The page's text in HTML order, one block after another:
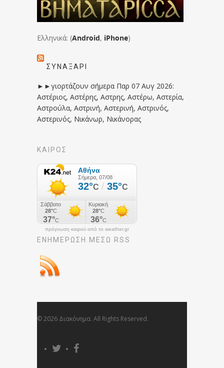
Ελληνικά: (Android, iPhone)
ΣΥΝΑΞΆΡΙ
►►γιορτάζουν σήμερα Παρ 07 Αυγ 2026:
Αστέριος, Αστέρης, Αστρης, Αστέρω, Αστερία,
Αστρούλα, Αστρινή, Αστερινή, Αστρινός,
Αστερινός, Νικάνωρ, Νικάνορας
ΚΑΙΡΟΣ
πρόγνωση καιρού από το weather.gr
ΕΝΗΜΈΡΩΣΉ ΜΕΣΩ RSS
© 2026 Διακόνημα. All Rights Reserved.